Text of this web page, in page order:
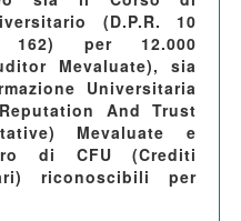
(D.P.R. 10
162) per 12.000
Mevaluate), sia
Universitaria
And Trust
Mevaluate e
di CFU(Crediti
riconoscibili per